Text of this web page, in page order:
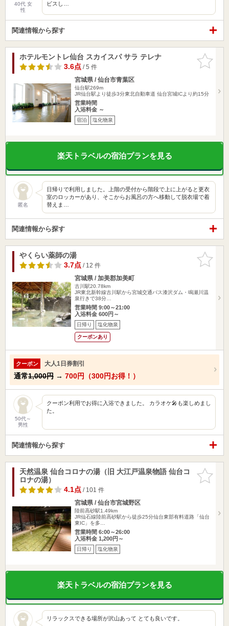
40代 女
性
ビスし…
関連情報から探す
お気に入
りに追加
ホテルモントレ仙台 スカイスパ サラ テレナ
3.6点/ 5 件
宮城県 / 仙台市青葉区
仙台駅269m
JR仙台駅より徒歩3分東北自動車道 仙台宮城ICより約15分
営業時間
入浴料金 ～
宿泊 塩化物泉
楽天トラベルの宿泊プランを見る
匿名
日帰りで利用しました。上階の受付から階段で上に上がると更衣
室のロッカーがあり、そこからお風呂の方へ移動して脱衣場で着
替えま…
関連情報から探す
お気に入
りに追加
やくらい薬師の湯
3.7点/ 12 件
宮城県 / 加美郡加美町
古川駅20.78km
JR東北新幹線古川駅から宮城交通バス漆沢ダム・鳴瀬川温
泉行きで38分…
営業時間 9:00～21:00
入浴料金 600円～
日帰り 塩化物泉
クーポンあり
クーポン 大人1日券割引
通常1,000円 → 700円（300円お得！）
50代～
男性
クーポン利用でお得に入浴できました。 カラオケ🎤も楽しめまし
た。
関連情報から探す
お気に入
りに追加
天然温泉 仙台コロナの湯（旧 大江戸温泉物語 仙台コ
ロナの湯）
4.1点/ 101 件
宮城県 / 仙台市宮城野区
陸前高砂駅1.49km
JR仙石線陸前高砂駅から徒歩25分仙台東部有料道路「仙台
東IC」を多…
営業時間 6:00～26:00
入浴料金 1,200円～
日帰り 塩化物泉
楽天トラベルの宿泊プランを見る
リラックスできる場所が沢山あって とても良いです。